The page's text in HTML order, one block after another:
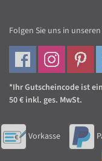
Folgen Sie uns in
*Ihr Gutscheincode ist
50 € inkl. ges. MwSt.
Vorkasse